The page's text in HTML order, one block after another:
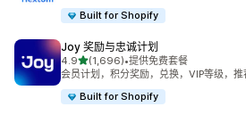
Built for Shopify
Joy 奖励与忠诚计划
4.9星（满分 5 星）
(1,696)
总共 1696 条评论
•提供免费套餐
会员计划，积分奖励，兑换，VIP等级，推
Built for Shopify